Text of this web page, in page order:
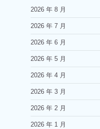
2026 年 8 月
2026 年 7 月
2026 年 6 月
2026 年 5 月
2026 年 4 月
2026 年 3 月
2026 年 2 月
2026 年 1 月